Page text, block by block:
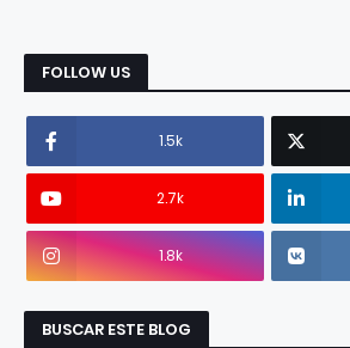
FOLLOW US
1.5k
2.7k
1.8k
BUSCAR ESTE BLOG